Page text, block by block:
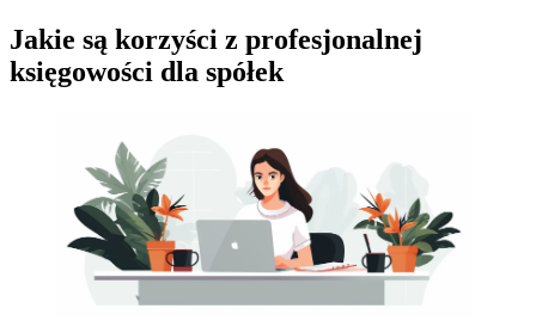
Jakie są korzyści z profesjonalnej
księgowości dla spółek